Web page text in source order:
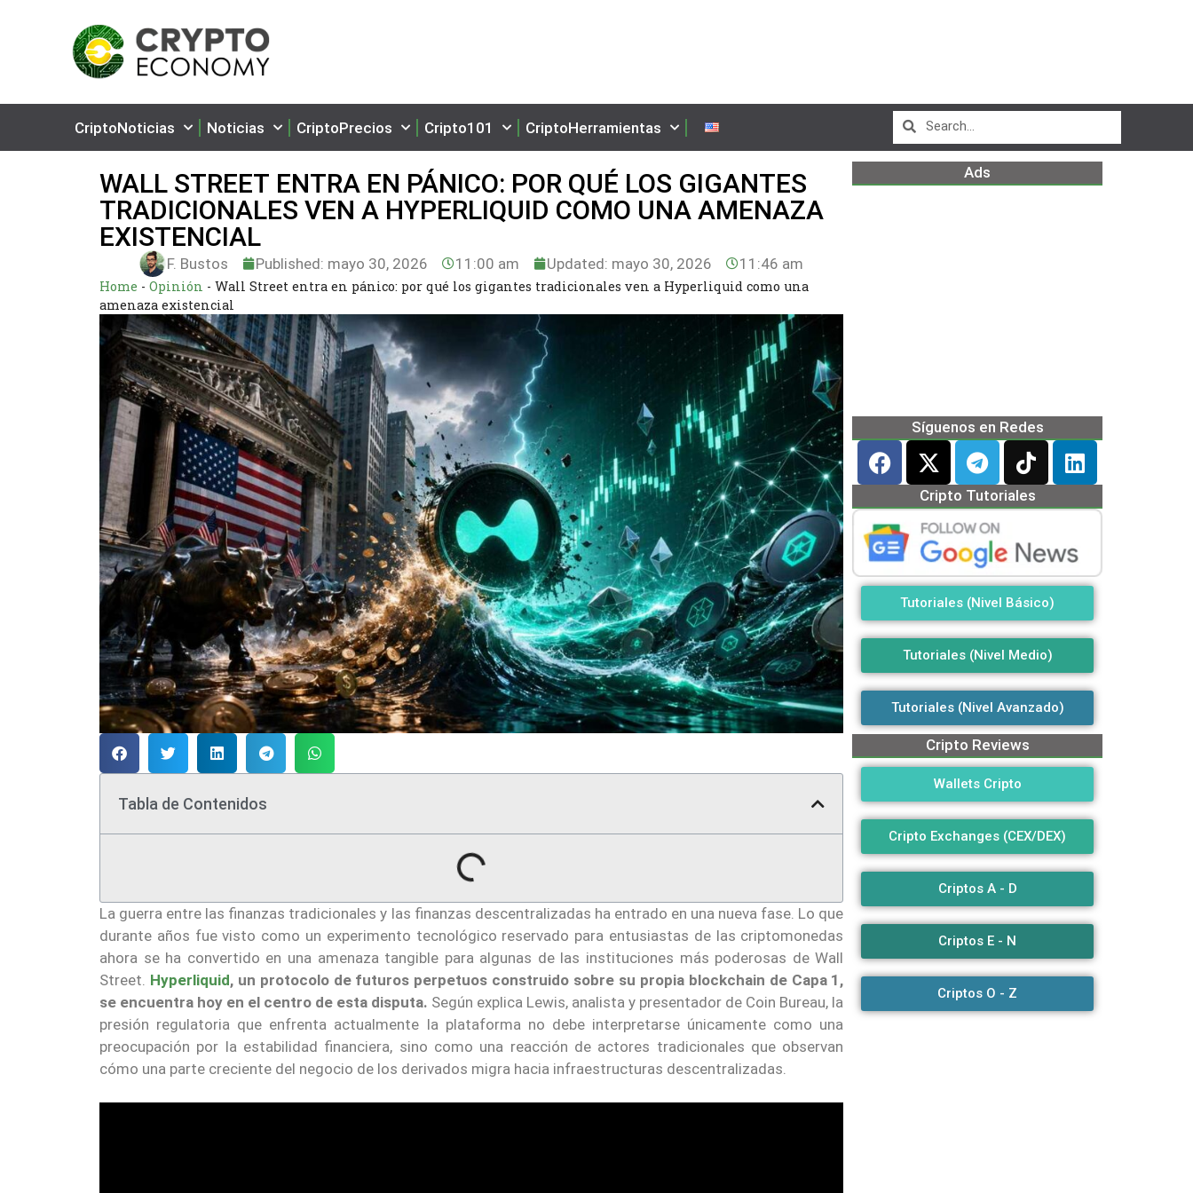
CriptoNoticias Noticias CriptoPrecios Cripto101 CriptoHerramientas
WALL STREET ENTRA EN PÁNICO: POR QUÉ LOS GIGANTES
TRADICIONALES VEN A HYPERLIQUID COMO UNA AMENAZA
EXISTENCIAL
F. Bustos Published: mayo 30, 2026 11:00 am Updated: mayo 30, 2026 11:46 am
Home - Opinión - Wall Street entra en pánico: por qué los gigantes tradicionales ven a Hyperliquid como una
amenaza existencial
Tabla de Contenidos
La guerra entre las finanzas tradicionales y las finanzas descentralizadas ha entrado en una nueva fase. Lo que
durante años fue visto como un experimento tecnológico reservado para entusiastas de las criptomonedas
ahora se ha convertido en una amenaza tangible para algunas de las instituciones más poderosas de Wall
Street. Hyperliquid, un protocolo de futuros perpetuos construido sobre su propia blockchain de Capa 1,
se encuentra hoy en el centro de esta disputa. Según explica Lewis, analista y presentador de Coin Bureau, la
presión regulatoria que enfrenta actualmente la plataforma no debe interpretarse únicamente como una
preocupación por la estabilidad financiera, sino como una reacción de actores tradicionales que observan
cómo una parte creciente del negocio de los derivados migra hacia infraestructuras descentralizadas.
Ads
Síguenos en Redes
Cripto Tutoriales
Tutoriales (Nivel Básico)
Tutoriales (Nivel Medio)
Tutoriales (Nivel Avanzado)
Cripto Reviews
Wallets Cripto
Cripto Exchanges (CEX/DEX)
Criptos A - D
Criptos E - N
Criptos O - Z